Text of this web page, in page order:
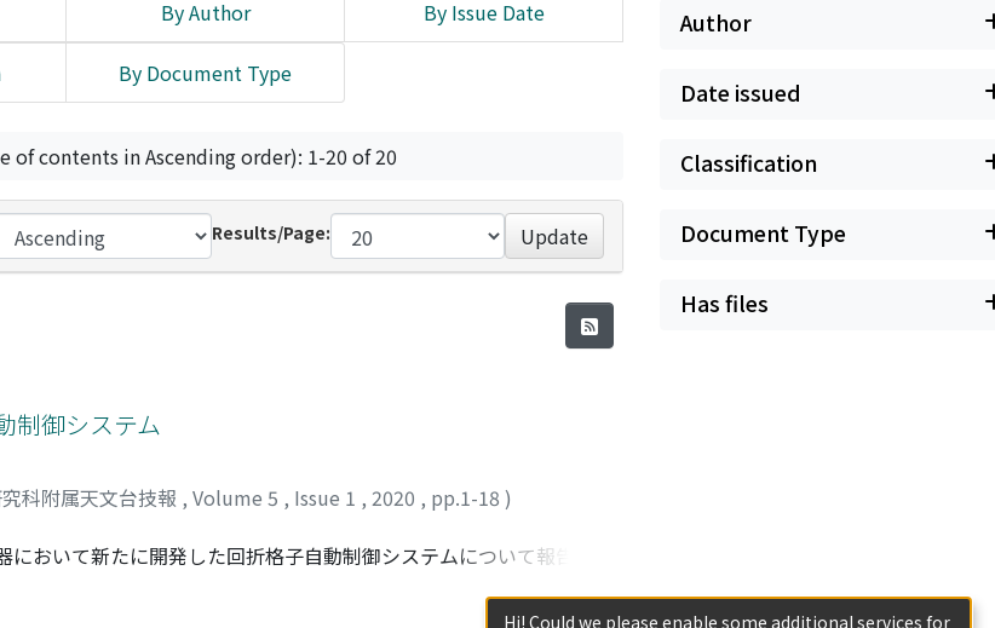
By Author By Issue Date
By Document Type
of contents in Ascending order): 1-20 of 20
Results/Page: Update
制御システム
科附属天文台技報 , Volume 5 , Issue 1 , 2020 , pp.1-18 )
おいて新たに開発した回折格子自動制御システムについて報告す
端子台からからなるモジュールを製作し、制御盤HDBを経由せずに
と信号を送受信することが可能となった。ソフトウェアとして
Author
Date issued
Classification
Document Type
Has files
Hi! Could we please enable some additional services for